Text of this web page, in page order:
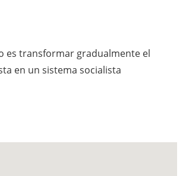
es transformar gradualmente el
en un sistema socialista